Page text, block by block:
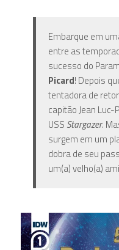
Embarque em
entre as
sucesso do
Picard! Depois
tentadora de
capitão Jean
USS Stargazer.
surgem em um
dobra de seu
um(a) velho(a)